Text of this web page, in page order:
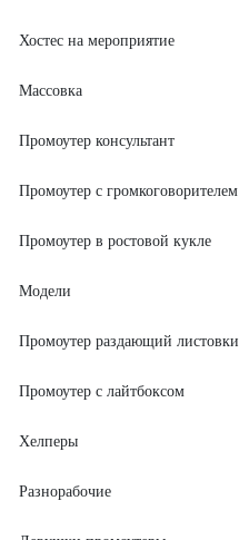
Хостес на мероприятие
Массовка
Промоутер консультант
Промоутер с громкоговорителем
Промоутер в ростовой кукле
Модели
Промоутер раздающий листовки
Промоутер с лайтбоксом
Хелперы
Разнорабочие